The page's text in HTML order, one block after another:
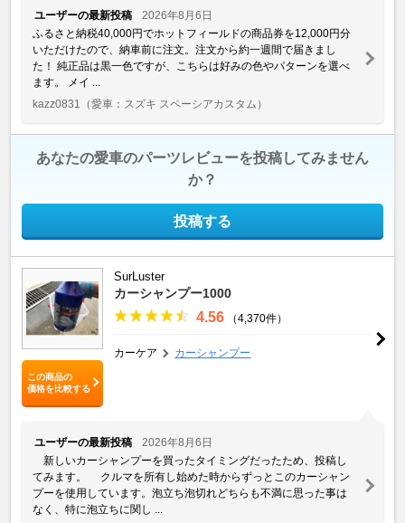
ユーザーの最新投稿
2026年8月6日
ふるさと納税40,000円でホットフィールドの商品券を12,000円分
いただけたので、納車前に注文。注文から約一週間で届きまし
た！ 純正品は黒一色ですが、こちらは好みの色やパターンを選べ
ます。 メイ ...
kazz0831
（愛車：スズキ スペーシアカスタム）
あなたの愛車のパーツレビューを投稿してみません
か？
投稿する
この商品の
価格を比較する
SurLuster
カーシャンプー1000
4.56 （4,370件）
カーケア カーシャンプー
ユーザーの最新投稿
2026年8月6日
新しいカーシャンプーを買ったタイミングだったため、投稿し
てみます。 クルマを所有し始めた時からずっとこのカーシャン
プーを使用しています。泡立ち泡切れどちらも不満に思った事は
なく、特に泡立ちに関し ...